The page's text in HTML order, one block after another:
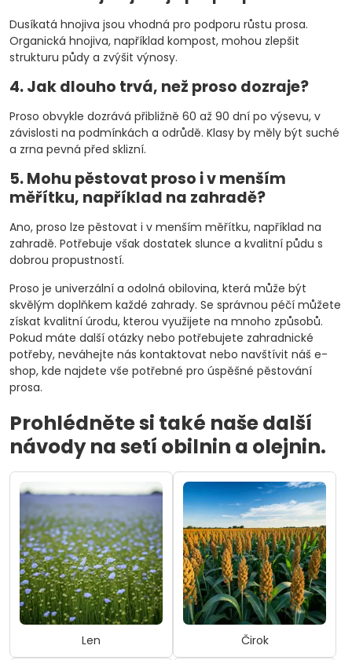
Dusíkatá hnojiva jsou vhodná pro podporu růstu prosa.
Organická hnojiva, například kompost, mohou zlepšit
strukturu půdy a zvýšit výnosy.
4. Jak dlouho trvá, než proso dozraje?
Proso obvykle dozrává přibližně 60 až 90 dní po výsevu, v
závislosti na podmínkách a odrůdě. Klasy by měly být suché
a zrna pevná před sklizní.
5. Mohu pěstovat proso i v menším
měřítku, například na zahradě?
Ano, proso lze pěstovat i v menším měřítku, například na
zahradě. Potřebuje však dostatek slunce a kvalitní půdu s
dobrou propustností.
Proso je univerzální a odolná obilovina, která může být
skvělým doplňkem každé zahrady. Se správnou péčí můžete
získat kvalitní úrodu, kterou využijete na mnoho způsobů.
Pokud máte další otázky nebo potřebujete zahradnické
potřeby, neváhejte nás kontaktovat nebo navštívit náš e-
shop, kde najdete vše potřebné pro úspěšné pěstování
prosa.
Prohlédněte si také naše další
návody na setí obilnin a olejnin.
Len Čirok